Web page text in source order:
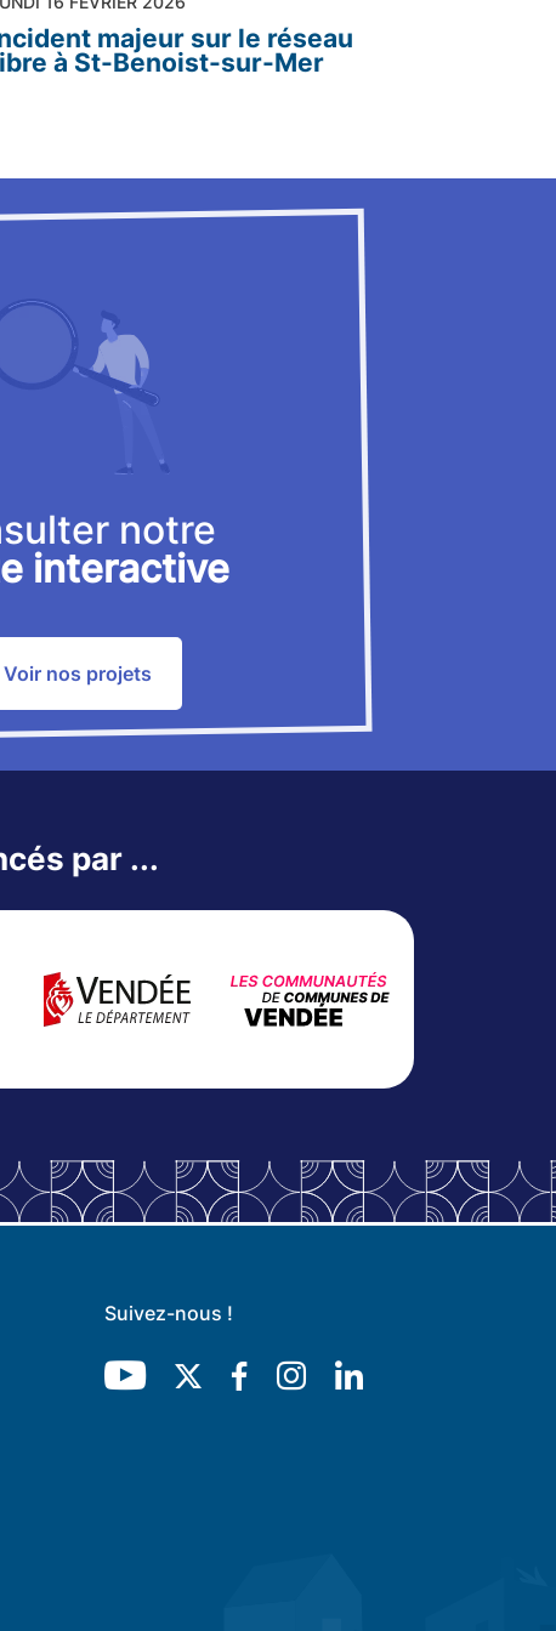
majeur sur le réseau
à St-Benoist-sur-Mer
notre
interactive
Voir nos projets
par ...
Suivez-nous !
YoutubeTwitterFacebookInstagram